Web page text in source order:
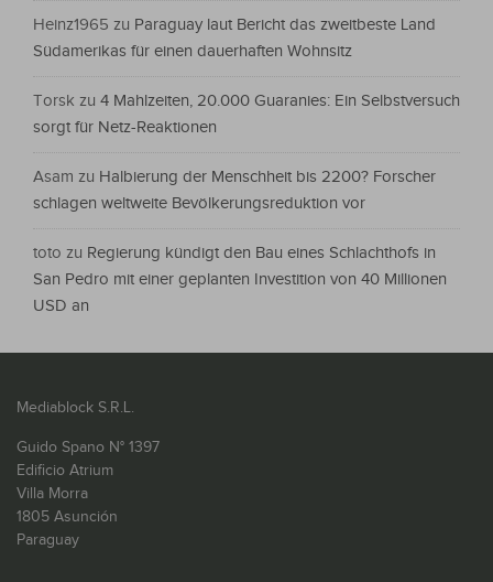
Heinz1965 zu Paraguay laut Bericht das zweitbeste Land
Südamerikas für einen dauerhaften Wohnsitz
Torsk zu 4 Mahlzeiten, 20.000 Guaranies: Ein Selbstversuch
sorgt für Netz-Reaktionen
Asam zu Halbierung der Menschheit bis 2200? Forscher
schlagen weltweite Bevölkerungsreduktion vor
toto zu Regierung kündigt den Bau eines Schlachthofs in
San Pedro mit einer geplanten Investition von 40 Millionen
USD an
Mediablock S.R.L.
Guido Spano N° 1397
Edificio Atrium
Villa Morra
1805 Asunción
Paraguay